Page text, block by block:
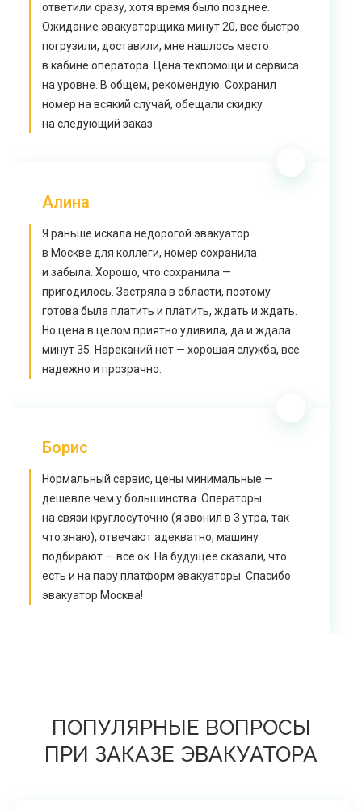
ответили сразу, хотя время было позднее.
Ожидание эвакуаторщика минут 20, все быстро
погрузили, доставили, мне нашлось место
в кабине оператора. Цена техпомощи и сервиса
на уровне. В общем, рекомендую. Сохранил
номер на всякий случай, обещали скидку
на следующий заказ.
Алина
Я раньше искала недорогой эвакуатор
в Москве для коллеги, номер сохранила
и забыла. Хорошо, что сохранила —
пригодилось. Застряла в области, поэтому
готова была платить и платить, ждать и ждать.
Но цена в целом приятно удивила, да и ждала
минут 35. Нареканий нет — хорошая служба, все
надежно и прозрачно.
Борис
Нормальный сервис, цены минимальные —
дешевле чем у большинства. Операторы
на связи круглосуточно (я звонил в 3 утра, так
что знаю), отвечают адекватно, машину
подбирают — все ок. На будущее сказали, что
есть и на пару платформ эвакуаторы. Спасибо
эвакуатор Москва!
ПОПУЛЯРНЫЕ ВОПРОСЫ
ПРИ ЗАКАЗЕ ЭВАКУАТОРА